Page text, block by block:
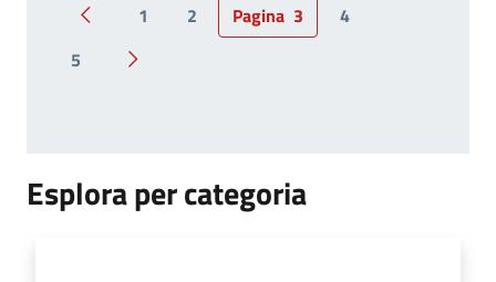
Pagina precedente
1 2 Pagina 3
4
5
Pagina successiva
Esplora per categoria